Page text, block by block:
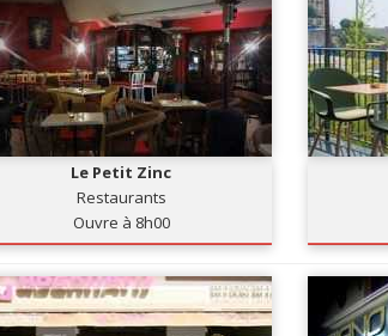
Le Petit Zinc
Restaurants
Ouvre à 8h00